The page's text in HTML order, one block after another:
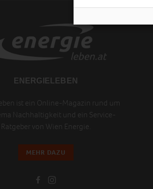
ENERGIELEBEN
ist ein Online-Magazin rund um
Nachhaltigkeit und ein Service-
Ratgeber von Wien Energie.
MEHR DAZU